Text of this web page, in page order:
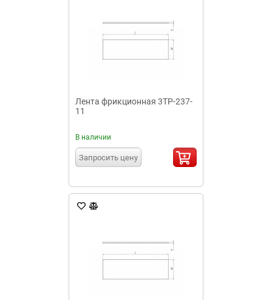
Лента фрикционная 3ТР-237-
11
В наличии
Запросить цену